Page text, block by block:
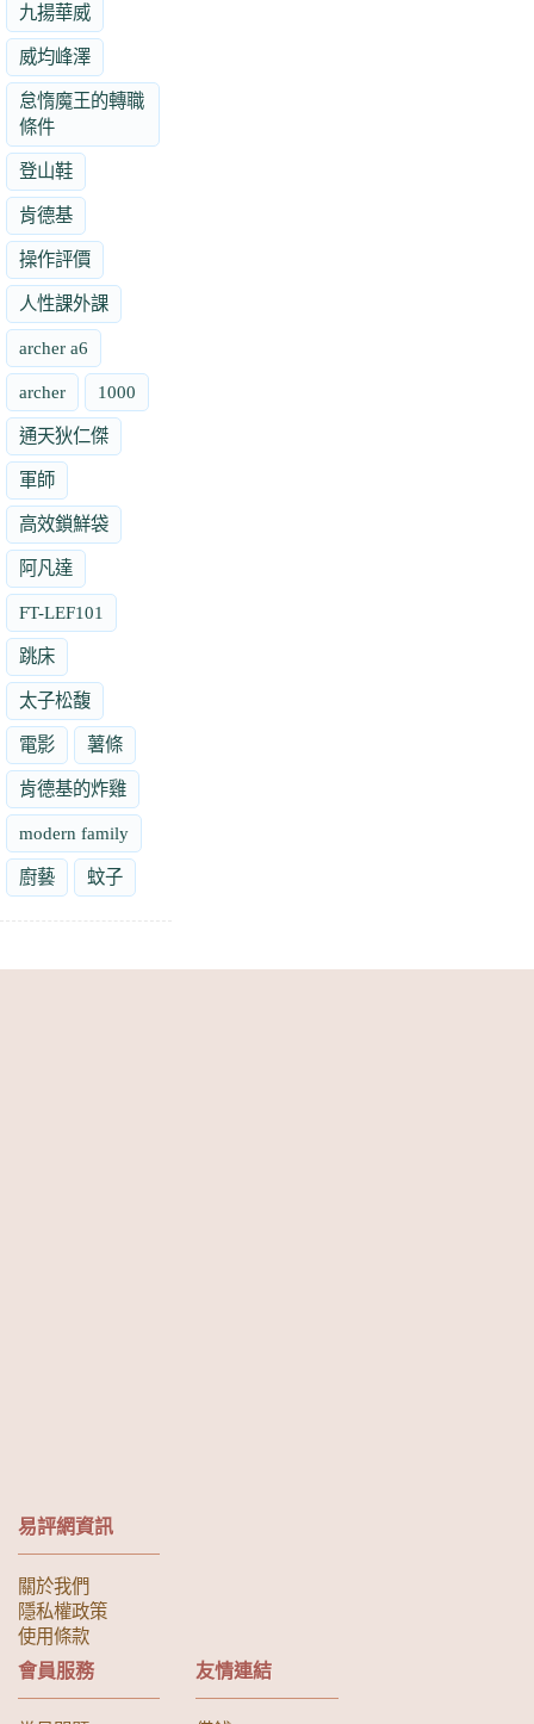
九揚華威
威均峰澤
怠惰魔王的轉職
條件
登山鞋
肯德基
操作評價
人性課外課
archer a6
archer 1000
通天狄仁傑
軍師
高效鎖鮮袋
阿凡達
FT-LEF101
跳床
太子松馥
電影 薯條
肯德基的炸雞
modern family
廚藝 蚊子
易評網資訊
關於我們
隱私權政策
使用條款
會員服務 友情連結